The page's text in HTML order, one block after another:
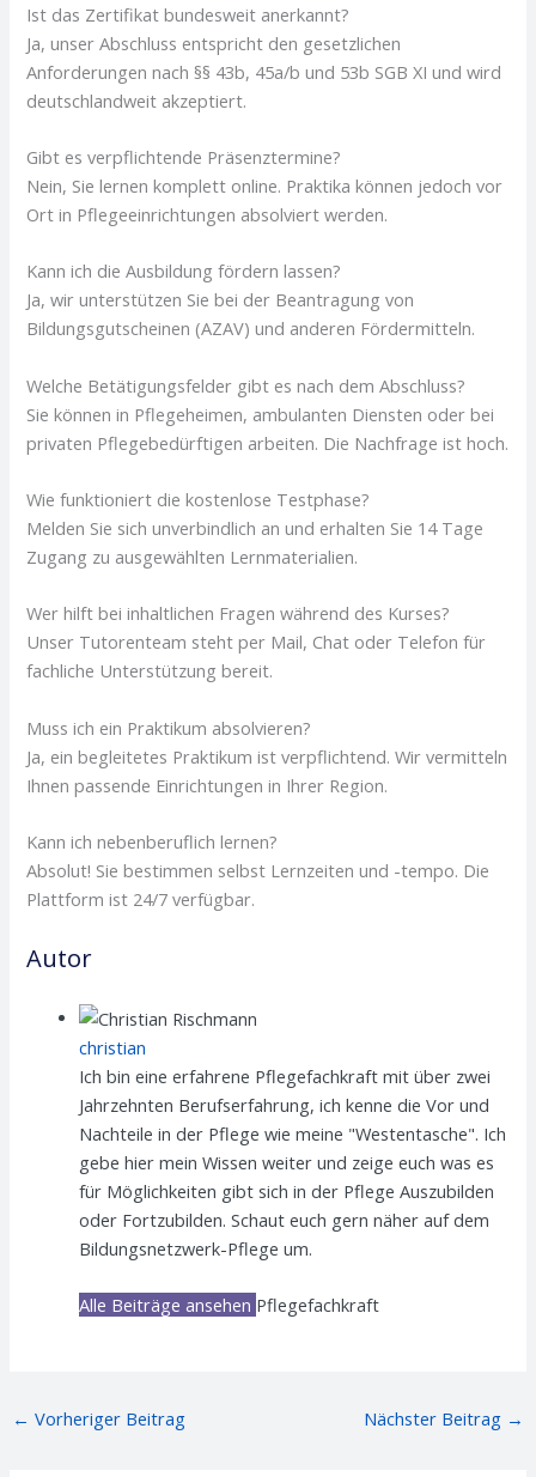
Ist das Zertifikat bundesweit anerkannt?
Ja, unser Abschluss entspricht den gesetzlichen
Anforderungen nach §§ 43b, 45a/b und 53b SGB XI und wird
deutschlandweit akzeptiert.
Gibt es verpflichtende Präsenztermine?
Nein, Sie lernen komplett online. Praktika können jedoch vor
Ort in Pflegeeinrichtungen absolviert werden.
Kann ich die Ausbildung fördern lassen?
Ja, wir unterstützen Sie bei der Beantragung von
Bildungsgutscheinen (AZAV) und anderen Fördermitteln.
Welche Betätigungsfelder gibt es nach dem Abschluss?
Sie können in Pflegeheimen, ambulanten Diensten oder bei
privaten Pflegebedürftigen arbeiten. Die Nachfrage ist hoch.
Wie funktioniert die kostenlose Testphase?
Melden Sie sich unverbindlich an und erhalten Sie 14 Tage
Zugang zu ausgewählten Lernmaterialien.
Wer hilft bei inhaltlichen Fragen während des Kurses?
Unser Tutorenteam steht per Mail, Chat oder Telefon für
fachliche Unterstützung bereit.
Muss ich ein Praktikum absolvieren?
Ja, ein begleitetes Praktikum ist verpflichtend. Wir vermitteln
Ihnen passende Einrichtungen in Ihrer Region.
Kann ich nebenberuflich lernen?
Absolut! Sie bestimmen selbst Lernzeiten und -tempo. Die
Plattform ist 24/7 verfügbar.
Autor
christian
Ich bin eine erfahrene Pflegefachkraft mit über zwei
Jahrzehnten Berufserfahrung, ich kenne die Vor und
Nachteile in der Pflege wie meine "Westentasche". Ich
gebe hier mein Wissen weiter und zeige euch was es
für Möglichkeiten gibt sich in der Pflege Auszubilden
oder Fortzubilden. Schaut euch gern näher auf dem
Bildungsnetzwerk-Pflege um.
Alle Beiträge ansehen Pflegefachkraft
← Vorheriger Beitrag Nächster Beitrag →